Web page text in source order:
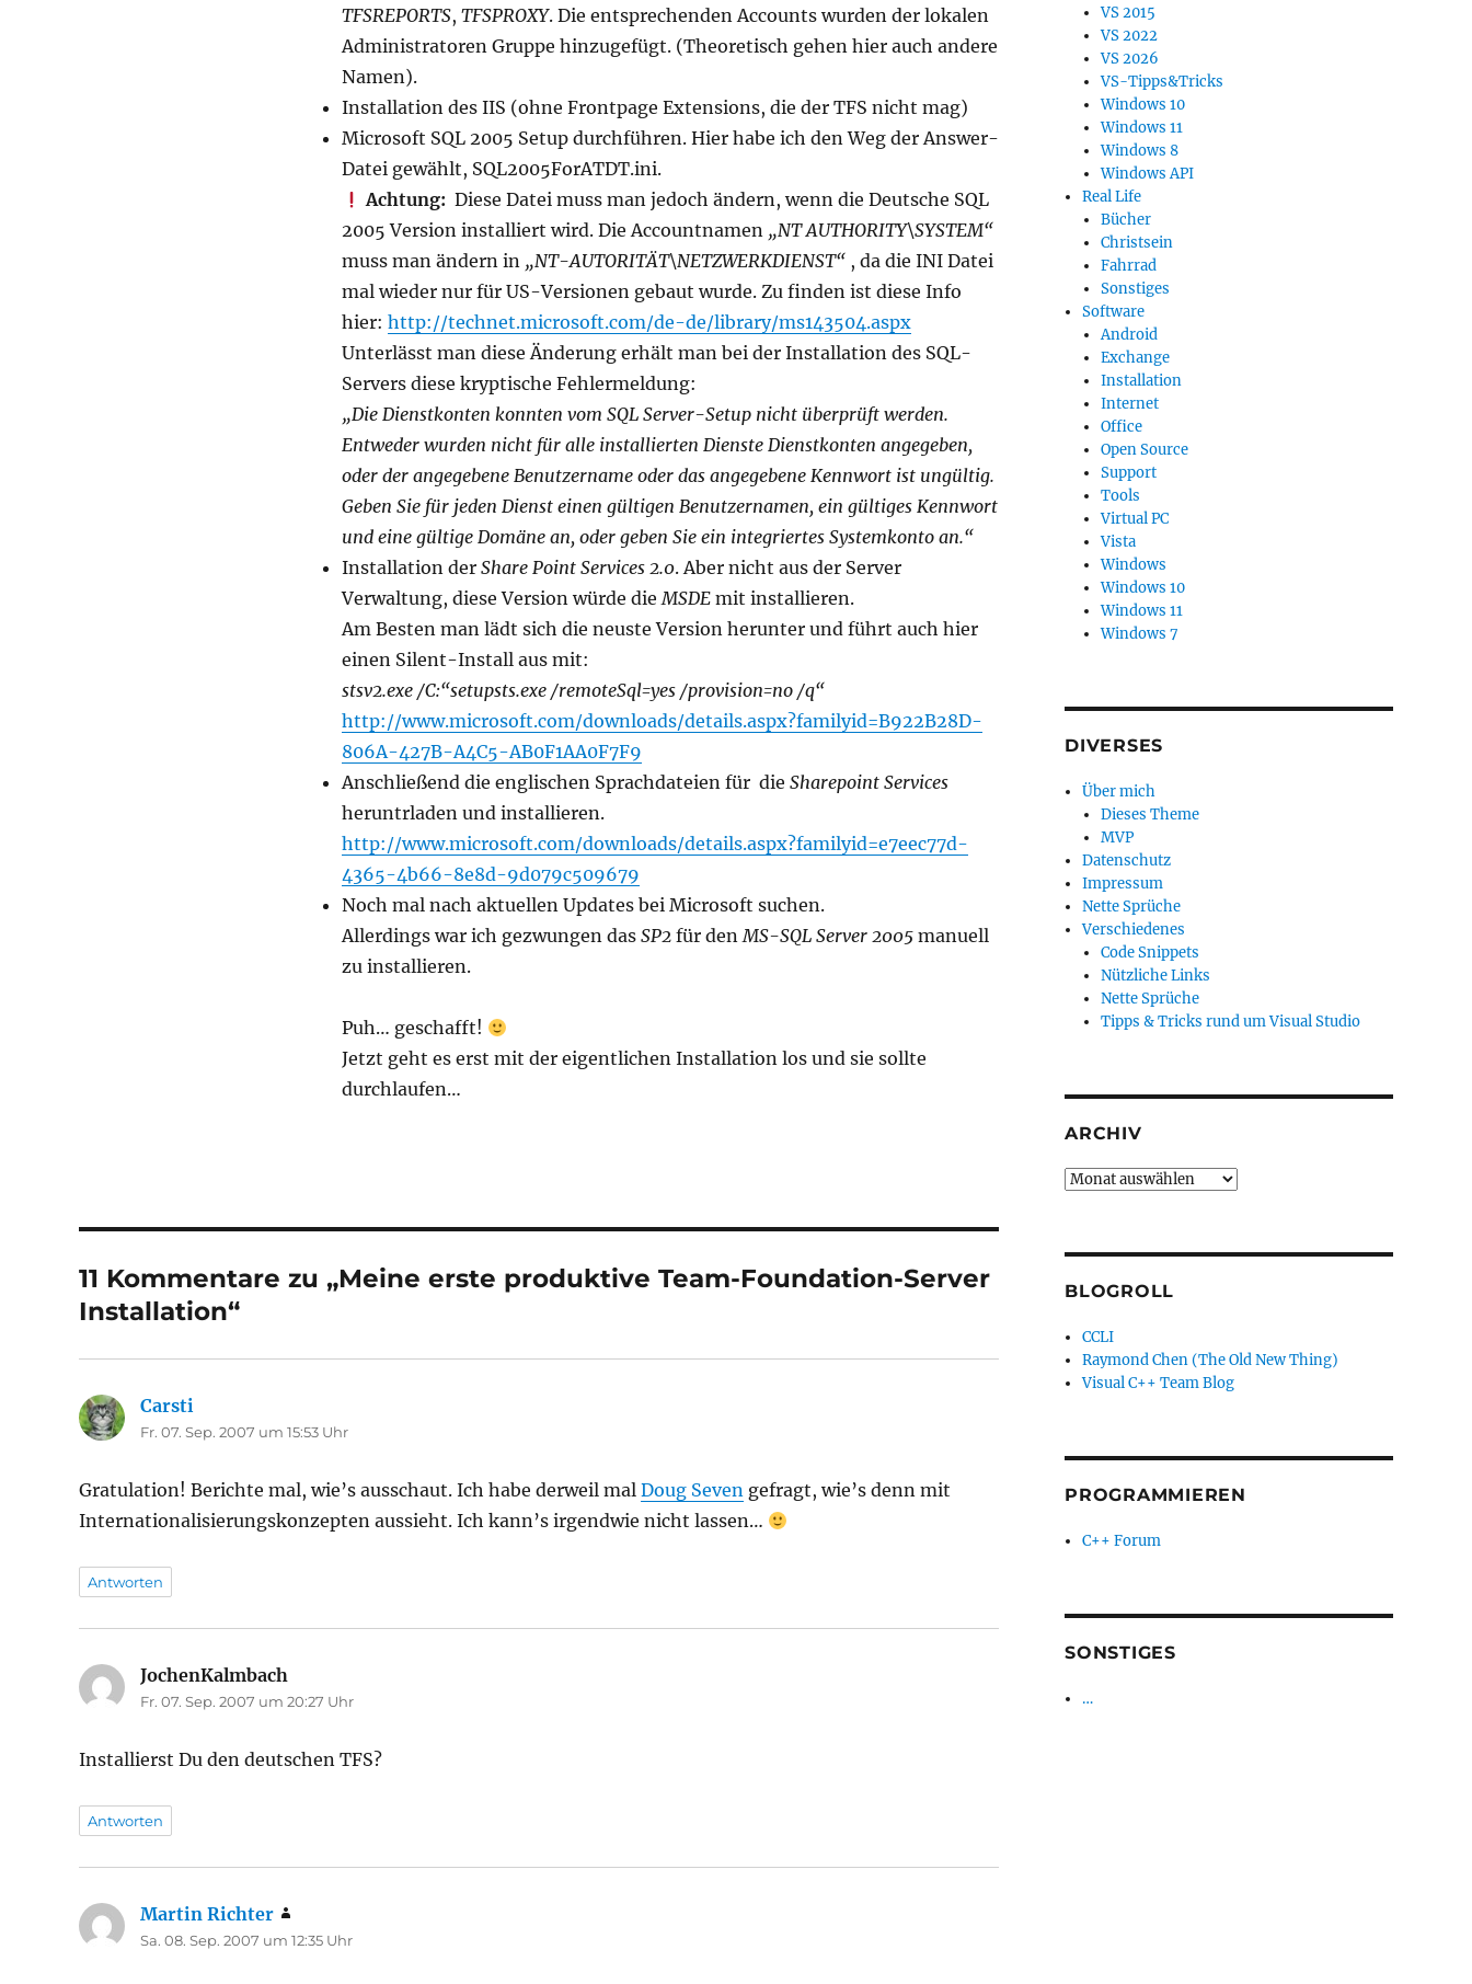
TFSREPORTS, TFSPROXY. Die entsprechenden Accounts wurden der lokalen
Administratoren Gruppe hinzugefügt. (Theoretisch gehen hier auch andere
Namen).
Installation des IIS (ohne Frontpage Extensions, die der TFS nicht mag)
Microsoft SQL 2005 Setup durchführen. Hier habe ich den Weg der Answer-
Datei gewählt, SQL2005ForATDT.ini.
Achtung: Diese Datei muss man jedoch ändern, wenn die Deutsche SQL
2005 Version installiert wird. Die Accountnamen „NT AUTHORITY\SYSTEM“
muss man ändern in „NT-AUTORITÄT\NETZWERKDIENST“ , da die INI Datei
mal wieder nur für US-Versionen gebaut wurde. Zu finden ist diese Info
hier: http://technet.microsoft.com/de-de/library/ms143504.aspx
Unterlässt man diese Änderung erhält man bei der Installation des SQL-
Servers diese kryptische Fehlermeldung:
„Die Dienstkonten konnten vom SQL Server-Setup nicht überprüft werden.
Entweder wurden nicht für alle installierten Dienste Dienstkonten angegeben,
oder der angegebene Benutzername oder das angegebene Kennwort ist ungültig.
Geben Sie für jeden Dienst einen gültigen Benutzernamen, ein gültiges Kennwort
und eine gültige Domäne an, oder geben Sie ein integriertes Systemkonto an.“
Installation der Share Point Services 2.0. Aber nicht aus der Server
Verwaltung, diese Version würde die MSDE mit installieren.
Am Besten man lädt sich die neuste Version herunter und führt auch hier
einen Silent-Install aus mit:
stsv2.exe /C:“setupsts.exe /remoteSql=yes /provision=no /q“
http://www.microsoft.com/downloads/details.aspx?familyid=B922B28D-
806A-427B-A4C5-AB0F1AA0F7F9
Anschließend die englischen Sprachdateien für die Sharepoint Services
heruntrladen und installieren.
http://www.microsoft.com/downloads/details.aspx?familyid=e7eec77d-
4365-4b66-8e8d-9d079c509679
Noch mal nach aktuellen Updates bei Microsoft suchen.
Allerdings war ich gezwungen das SP2 für den MS-SQL Server 2005 manuell
zu installieren.
Puh… geschafft!
Jetzt geht es erst mit der eigentlichen Installation los und sie sollte
durchlaufen…
11 Kommentare zu „Meine erste produktive Team-Foundation-Server
Installation“
Carsti
Fr. 07. Sep. 2007 um 15:53 Uhr
Gratulation! Berichte mal, wie’s ausschaut. Ich habe derweil mal Doug Seven gefragt, wie’s denn mit
Internationalisierungskonzepten aussieht. Ich kann’s irgendwie nicht lassen…
Antworten
JochenKalmbach
Fr. 07. Sep. 2007 um 20:27 Uhr
Installierst Du den deutschen TFS?
Antworten
Martin Richter
Sa. 08. Sep. 2007 um 12:35 Uhr
VS 2015
VS 2022
VS 2026
VS-Tipps&Tricks
Windows 10
Windows 11
Windows 8
Windows API
Real Life
Bücher
Christsein
Fahrrad
Sonstiges
Software
Android
Exchange
Installation
Internet
Office
Open Source
Support
Tools
Virtual PC
Vista
Windows
Windows 10
Windows 11
Windows 7
DIVERSES
Über mich
Dieses Theme
MVP
Datenschutz
Impressum
Nette Sprüche
Verschiedenes
Code Snippets
Nützliche Links
Nette Sprüche
Tipps & Tricks rund um Visual Studio
ARCHIV
Archiv
BLOGROLL
CCLI
Raymond Chen (The Old New Thing)
Visual C++ Team Blog
PROGRAMMIEREN
C++ Forum
SONSTIGES
…